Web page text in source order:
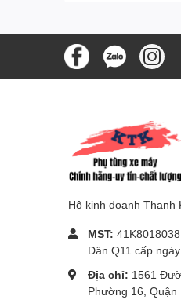
Hộ kinh doanh Thanh
MST:
Dân Q11 cấp
Địa chỉ: 1561
Phường 16, Quận